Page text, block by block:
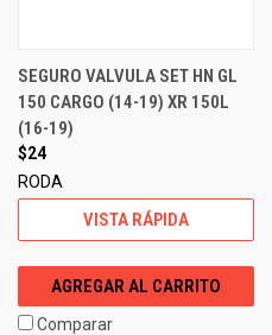
SEGURO VALVULA SET HN GL
150 CARGO (14-19) XR 150L
(16-19)
$24
RODA
VISTA RÁPIDA
AGREGAR AL CARRITO
Comparar